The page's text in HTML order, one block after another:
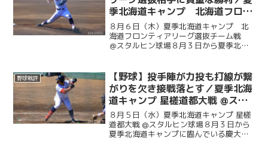
季北海道キャンプ 北海道フロン
ティアリーグ選抜チーム戦 ＠ス
タルヒン球場
８月６日（木）夏季北海道キャンプ 北
海道フロンティアリーグ選抜チーム戦
＠スタルヒン球場８月３日から夏季北海
ティアリーグの選抜チームと試合を行っ
た。初回に今津慶介（総４...
野球戦評
【野球】投手陣が力投も打線が繋
がりを欠き接戦落とす／夏季北海
道キャンプ 星槎道都大戦 @スタ
ルヒン球場
８月５日（水）夏季北海道キャンプ 星槎
道都大戦 @スタルヒン球場８月３日から
夏季北海道キャンプに臨んでいる慶大。